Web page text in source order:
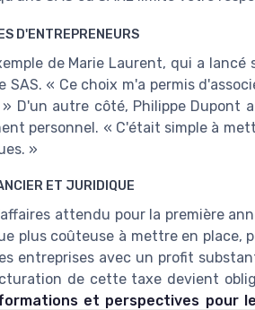
D'ENTREPRENEURS
de Marie Laurent, qui a
SAS. « Ce choix m'a permis
D'un autre côté, Philippe Dupont
personnel. « C'était simple à
»
ET JURIDIQUE
attendu pour la première
plus coûteuse à mettre en place,
entreprises avec un profit
de cette taxe devient
et perspectives pour